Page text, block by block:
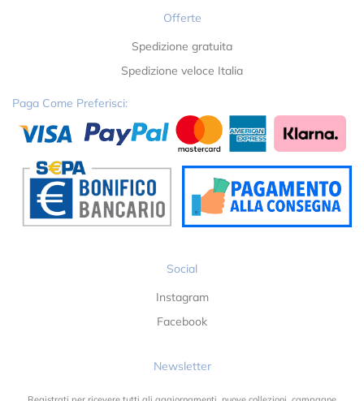
Offerte
Spedizione gratuita
Spedizione veloce Italia
Paga Come Preferisci:
Social
Instagram
Facebook
Newsletter